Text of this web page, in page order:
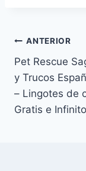
de
entradas
ANTERIOR
Pet Rescue
y Trucos
– Lingotes de
Gratis e